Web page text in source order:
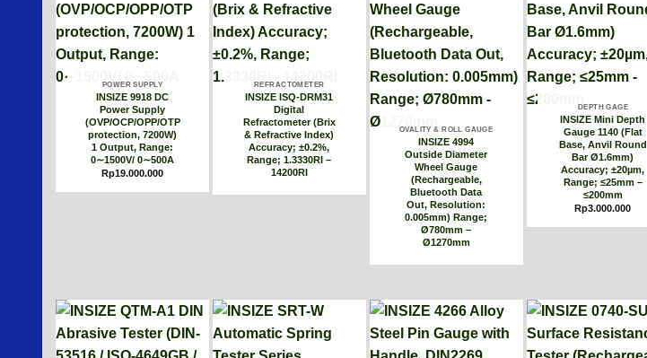
POWER SUPPLY
INSIZE 9918 DC
Power Supply
(OVP/OCP/OPP/OTP
protection, 7200W)
1 Output, Range:
0∼1500V/ 0∼500A
Rp19.000.000
REFRACTOMETER
INSIZE ISQ-DRM31
Digital
Refractometer (Brix
& Refractive Index)
Accuracy; ±0.2%,
Range; 1.3330RI –
14200RI
OVALITY & ROLL GAUGE
INSIZE 4994
Outside Diameter
Wheel Gauge
(Rechargeable,
Bluetooth Data
Out, Resolution:
0.005mm) Range;
Ø780mm –
Ø1270mm
DEPTH GAGE
INSIZE Mini Depth
Gauge 1140 (Flat
Base, Anvil Round
Bar Ø1.6mm)
Accuracy; ±20µm,
Range; ≤25mm –
≤200mm
Rp3.000.000